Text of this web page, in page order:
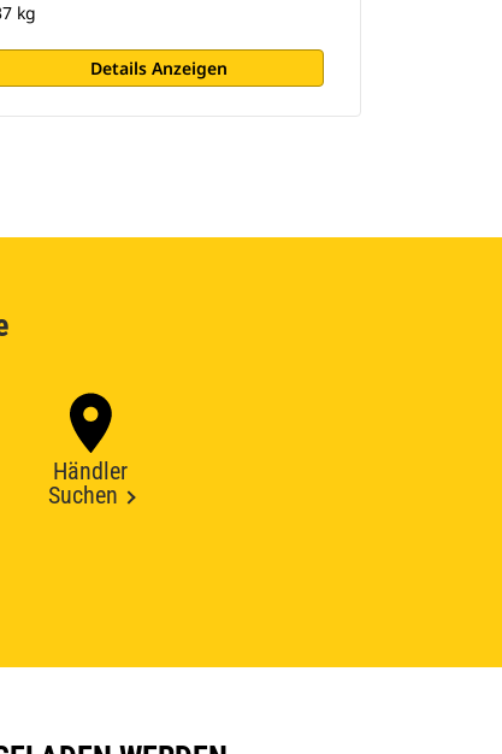
kg
Details Anzeigen
Händler
Suchen